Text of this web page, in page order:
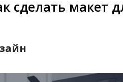
сделать макет